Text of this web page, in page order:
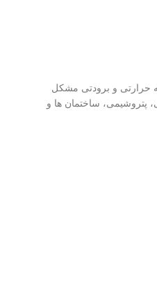
حیطه حرارتی و برودتی مشکل
پتروشیمی، ساختمان ها و